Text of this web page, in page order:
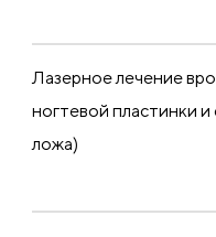
Лазерное лечение
ногтевой пластинки
ложа)